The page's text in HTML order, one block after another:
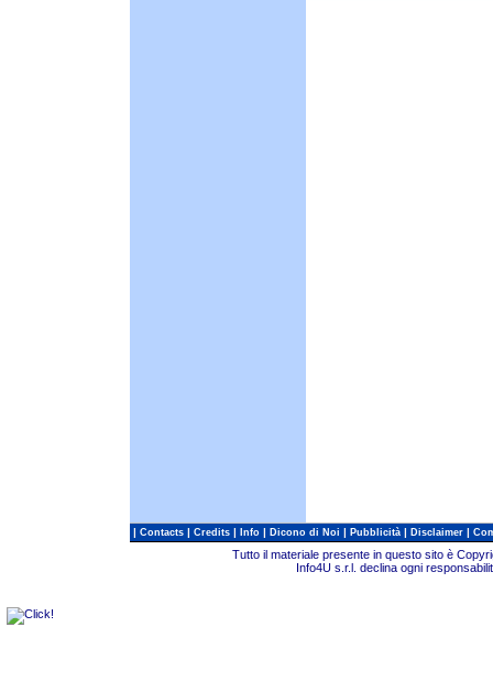
| Contacts | Credits | Info | Dicono di Noi | Pubblicità | Disclaimer |
Tutto il materiale presente in questo sito è
Info4U s.r.l. declina ogni